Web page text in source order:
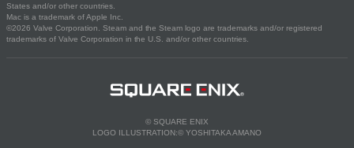
States and/or other countries.
Mac is a trademark of Apple Inc.
©2026 Valve Corporation. Steam and the Steam logo are trademarks and/or registered
trademarks of Valve Corporation in the U.S. and/or other countries.
© SQUARE ENIX
LOGO ILLUSTRATION:© YOSHITAKA AMANO